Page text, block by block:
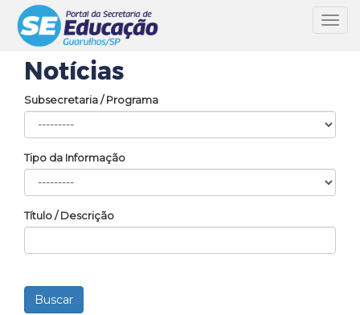
Notícias
Subsecretaria / Programa
Tipo da Informação
Título / Descrição